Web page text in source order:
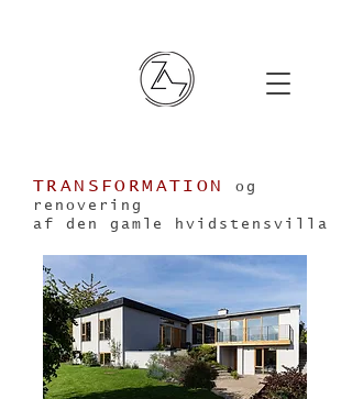
TRANSFORMATION
og
renovering
af den gamle hvidstensvilla